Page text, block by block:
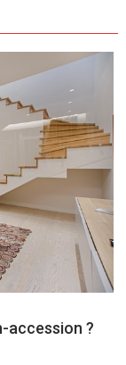
accession ?